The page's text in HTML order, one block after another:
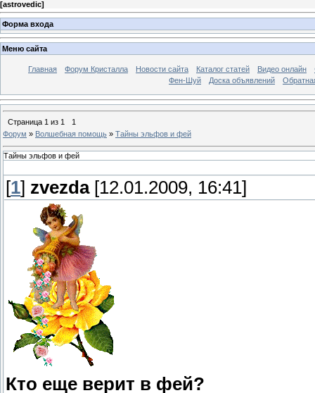
[astrovedic]
Форма входа
Меню сайта
Главная Форум Кристалла Новости сайта Каталог статей Видео онлайн
Фен-Шуй
Доска объявлений
Страница 1 из 1
1
Форум » Волшебная помощь » Тайны эльфов и фей
Тайны эльфов и фей
[1] zvezda[12.01.2009, 16:41]
Кто еще верит в фей?